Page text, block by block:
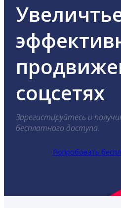
соцсетях
Зарегистируйтесь и
бесплатного доступа.
Попробовать